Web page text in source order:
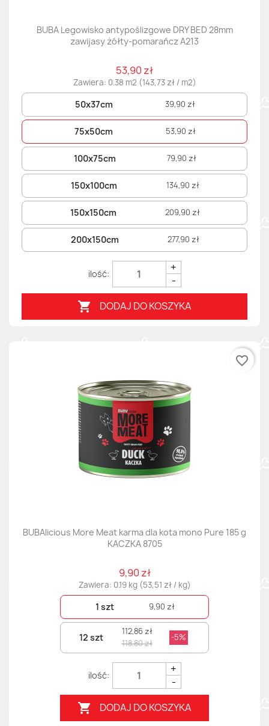
BUBA Legowisko antypoślizgowe DRY BED 28mm
zawijasy żółty-pomarańcz A213
53,90 zł
Zawiera: 0.38 m2 (143,73 zł / m2)
50x37cm 39,90 zł
75x50cm 53,90 zł
100x75cm 79,90 zł
150x100cm 134,90 zł
150x150cm 209,90 zł
200x150cm 277,90 zł
+
-
 DODAJ DO KOSZYKA
BUBAlicious More Meat karma dla kota mono Pure 185 g
KACZKA 8705
9,90 zł
Zawiera: 0.19 kg (53,51 zł / kg)
1 szt 9,90 zł
12 szt
112,86 zł
118,80 zł
-5%
+
-
 DODAJ DO KOSZYKA
favorite_border